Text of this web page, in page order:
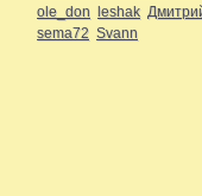
ole_don leshak
sema72 Svann